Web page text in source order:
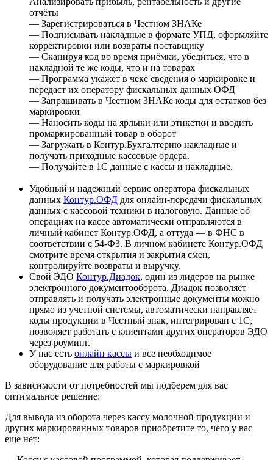
отчёты
— Зарегистрироваться в Честном ЗНАКе
— Подписывать накладные в формате УПД, оформляйте
корректировки или возвраты поставщику
— Сканируя код во время приёмки, убедиться, что в
накладной те же коды, что и на товарах
— Программа укажет в чеке сведения о маркировке и
передаст их оператору фискальных данных ОФД
— Запрашивать в Честном ЗНАКе коды для остатков без
маркировки
— Наносить коды на ярлыки или этикетки и вводить
промаркированный товар в оборот
— Загружать в Контур.Бухгалтерию накладные и
получать приходные кассовые ордера.
— Получайте в 1С данные с кассы и накладные.
Удобный и надежный сервис оператора фискальных
данных Контур.ОФД для онлайн-передачи фискальных
данных с кассовой техники в налоговую. Данные об
операциях на кассе автоматически отправляются в
личный кабинет Контур.ОФД, а оттуда — в ФНС в
соответствии с 54-ФЗ. В личном кабинете Контур.ОФД
смотрите время открытия и закрытия смен,
контролируйте возвраты и выручку.
Свой ЭДО Контур.Диадок, один из лидеров на рынке
электронного документооборота. Диадок позволяет
отправлять и получать электронные документы можно
прямо из учетной системы, автоматически направляет
коды продукции в Честный знак, интегрирован с 1С,
позволяет работать с клиентами других операторов ЭДО
через роуминг.
У нас есть онлайн кассы и все необходимое
оборудование для работы с маркировкой
В зависимости от потребностей мы подберем для вас
оптимальное решение:
Для вывода из оборота через кассу молочной продукции и
других маркированных товаров приобретите то, чего у вас
еще нет: